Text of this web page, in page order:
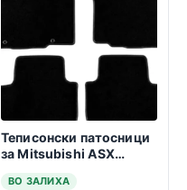
Теписонски патосници
за Mitsubishi ASX
ВО ЗАЛИХА